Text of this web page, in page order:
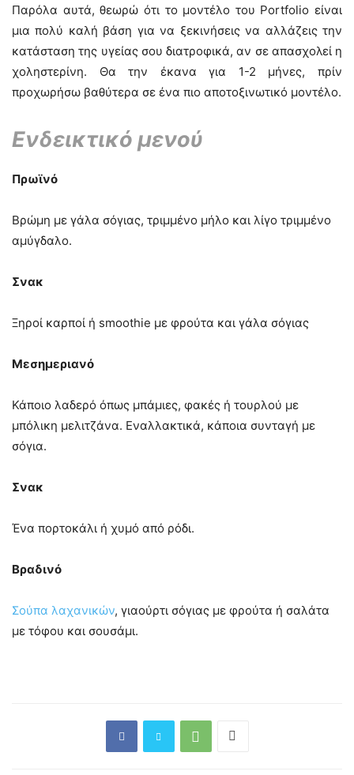
Παρόλα αυτά, θεωρώ ότι το μοντέλο του Portfolio είναι
μια πολύ καλή βάση για να ξεκινήσεις να αλλάζεις την
κατάσταση της υγείας σου διατροφικά, αν σε απασχολεί η
χοληστερίνη. Θα την έκανα για 1-2 μήνες, πρίν
προχωρήσω βαθύτερα σε ένα πιο αποτοξινωτικό μοντέλο.
Ενδεικτικό μενού
Πρωϊνό
Βρώμη με γάλα σόγιας, τριμμένο μήλο και λίγο τριμμένο
αμύγδαλο.
Σνακ
Ξηροί καρποί ή smoothie με φρούτα και γάλα σόγιας
Μεσημεριανό
Κάποιο λαδερό όπως μπάμιες, φακές ή τουρλού με
μπόλικη μελιτζάνα. Εναλλακτικά, κάποια συνταγή με
σόγια.
Σνακ
Ένα πορτοκάλι ή χυμό από ρόδι.
Βραδινό
Σούπα λαχανικών, γιαούρτι σόγιας με φρούτα ή σαλάτα
με τόφου και σουσάμι.